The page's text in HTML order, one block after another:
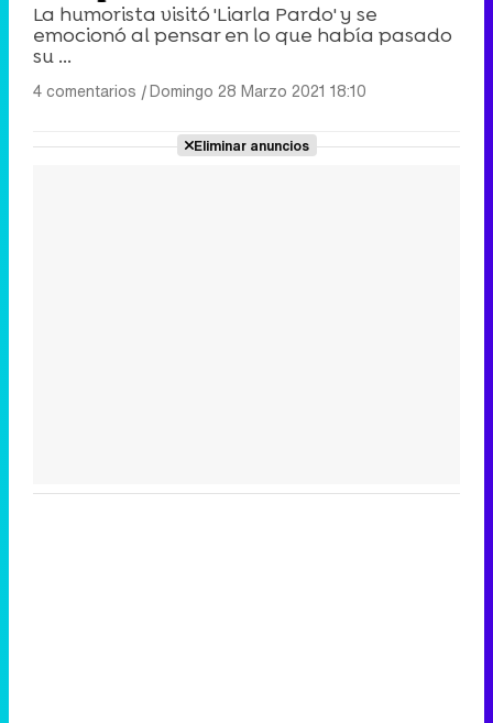
La humorista visitó 'Liarla Pardo' y se
emocionó al pensar en lo que había pasado
su ...
4 comentarios |Domingo 28 Marzo 2021 18:10
Eliminar anuncios